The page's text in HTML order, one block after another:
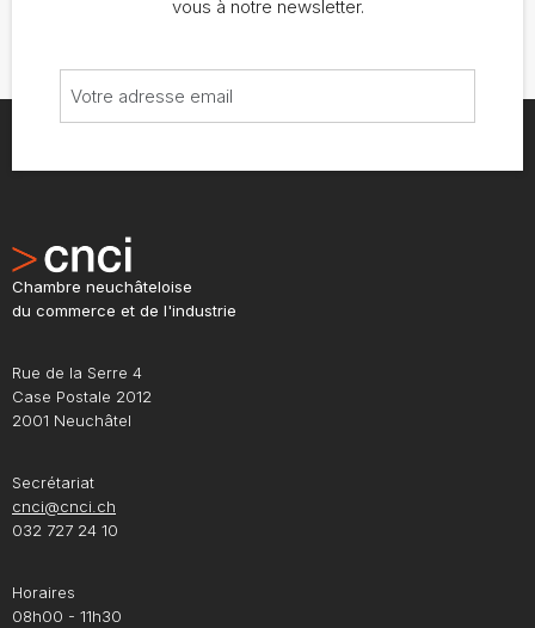
vous à notre newsletter.
Chambre neuchâteloise
du commerce et de l'industrie
Rue de la Serre 4
Case Postale 2012
2001 Neuchâtel
Secrétariat
cnci@cnci.ch
032 727 24 10
Horaires
08h00 - 11h30